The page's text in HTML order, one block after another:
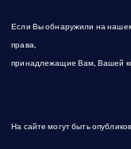
Если Вы обнаружили на
права,
принадлежащие Вам, Вашей
На сайте могут быть